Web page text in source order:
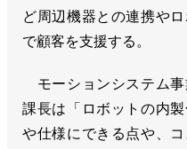
ど周辺機器との連携や
で顧客を支援する。
モーションシステム事
課長は「ロボットの内
や仕様にできる点や、